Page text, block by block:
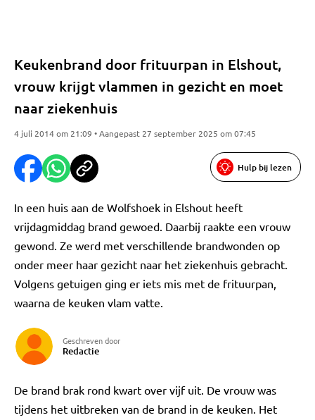
Keukenbrand door frituurpan in Elshout,
vrouw krijgt vlammen in gezicht en moet
naar ziekenhuis
4 juli 2014 om 21:09 • Aangepast 27 september 2025 om 07:45
Hulp bij lezen
In een huis aan de Wolfshoek in Elshout heeft
vrijdagmiddag brand gewoed. Daarbij raakte een vrouw
gewond. Ze werd met verschillende brandwonden op
onder meer haar gezicht naar het ziekenhuis gebracht.
Volgens getuigen ging er iets mis met de frituurpan,
waarna de keuken vlam vatte.
Geschreven door
Redactie
De brand brak rond kwart over vijf uit. De vrouw was
tijdens het uitbreken van de brand in de keuken. Het